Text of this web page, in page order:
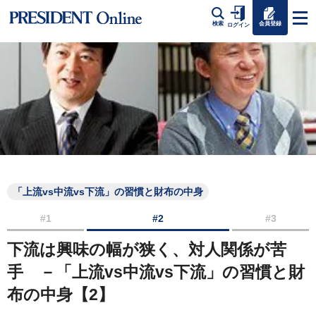
検索 ログイン 会員登録
「上流vs中流vs下流」の習慣と財布の中身
#1 #2 #3
下流は興味の幅が狭く、対人関係が苦
手 －「上流vs中流vs下流」の習慣と財
布の中身【2】